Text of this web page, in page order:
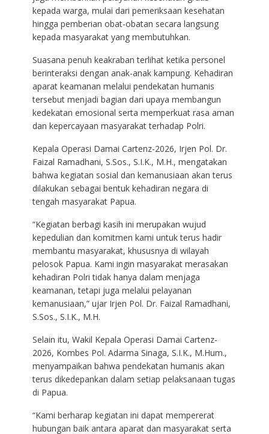
kepada warga, mulai dari pemeriksaan kesehatan
hingga pemberian obat-obatan secara langsung
kepada masyarakat yang membutuhkan.
Suasana penuh keakraban terlihat ketika personel
berinteraksi dengan anak-anak kampung. Kehadiran
aparat keamanan melalui pendekatan humanis
tersebut menjadi bagian dari upaya membangun
kedekatan emosional serta memperkuat rasa aman
dan kepercayaan masyarakat terhadap Polri.
Kepala Operasi Damai Cartenz-2026, Irjen Pol. Dr.
Faizal Ramadhani, S.Sos., S.I.K., M.H., mengatakan
bahwa kegiatan sosial dan kemanusiaan akan terus
dilakukan sebagai bentuk kehadiran negara di
tengah masyarakat Papua.
“Kegiatan berbagi kasih ini merupakan wujud
kepedulian dan komitmen kami untuk terus hadir
membantu masyarakat, khususnya di wilayah
pelosok Papua. Kami ingin masyarakat merasakan
kehadiran Polri tidak hanya dalam menjaga
keamanan, tetapi juga melalui pelayanan
kemanusiaan,” ujar Irjen Pol. Dr. Faizal Ramadhani,
S.Sos., S.I.K., M.H.
Selain itu, Wakil Kepala Operasi Damai Cartenz-
2026, Kombes Pol. Adarma Sinaga, S.I.K., M.Hum.,
menyampaikan bahwa pendekatan humanis akan
terus dikedepankan dalam setiap pelaksanaan tugas
di Papua.
“Kami berharap kegiatan ini dapat mempererat
hubungan baik antara aparat dan masyarakat serta